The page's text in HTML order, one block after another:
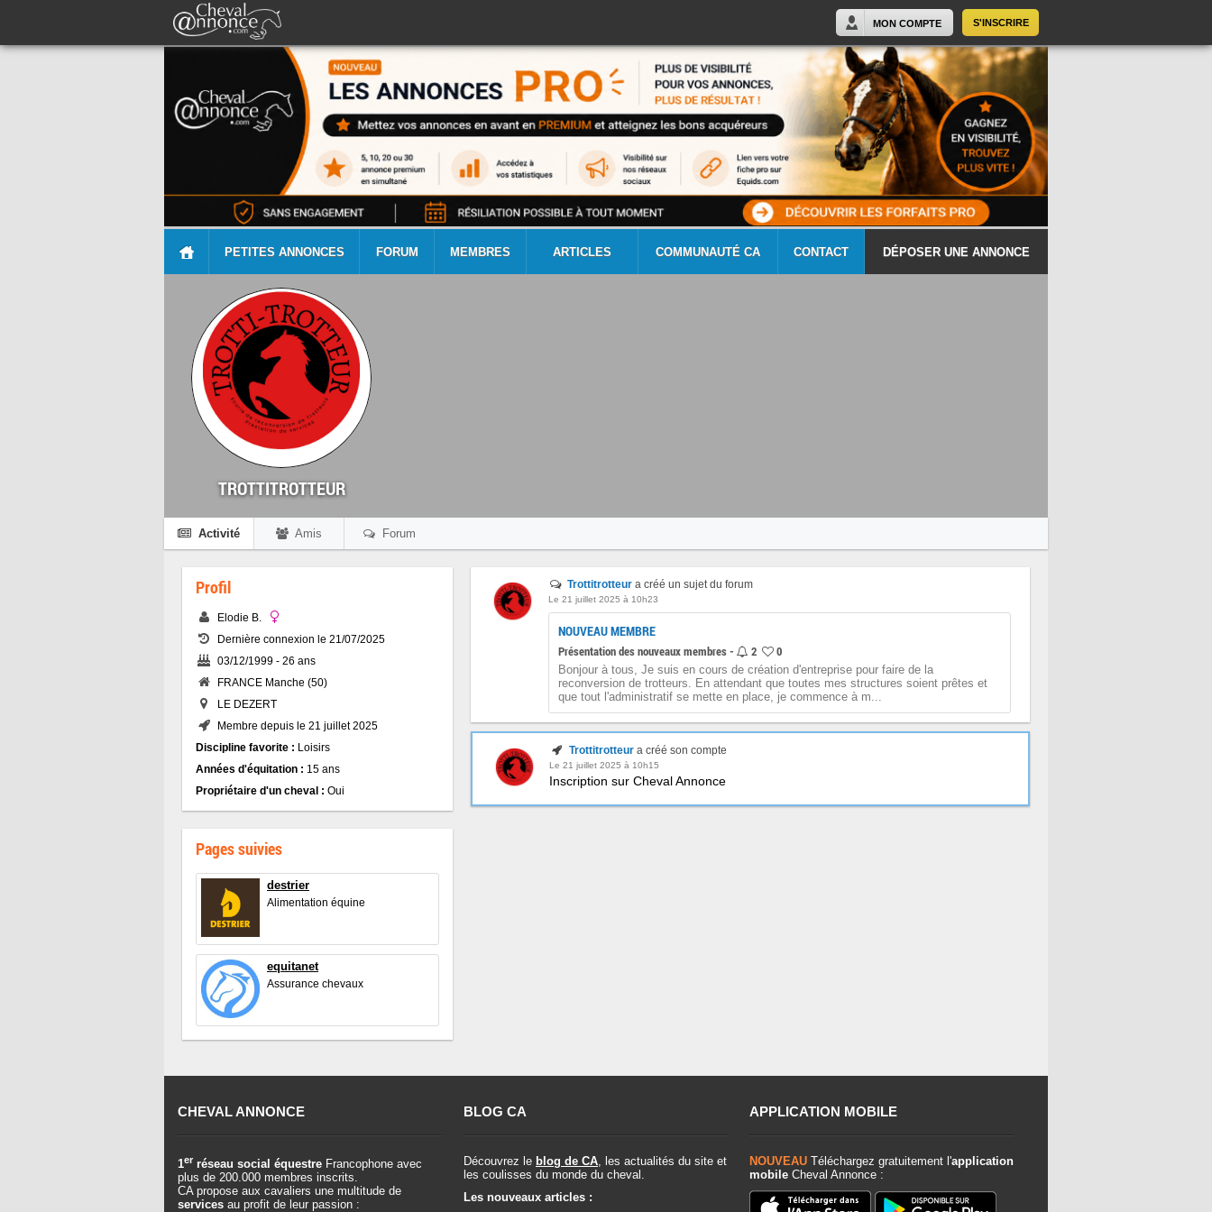
S'INSCRIRE
MON COMPTE
PETITES ANNONCES FORUM MEMBRES ARTICLES COMMUNAUTÉ CA CONTACT DÉPOSER UNE ANNONCE
TROTTITROTTEUR
Activité Amis Forum
Profil
Elodie B.
Dernière connexion le 21/07/2025
03/12/1999 - 26 ans
FRANCE Manche (50)
LE DEZERT
Membre depuis le 21 juillet 2025
Discipline favorite : Loisirs
Années d'équitation : 15 ans
Propriétaire d'un cheval : Oui
Pages suivies
destrier
Alimentation équine
equitanet
Assurance chevaux
Trottitrotteur a créé un sujet du forum
Le 21 juillet 2025 à 10h23
NOUVEAU MEMBRE
Présentation des nouveaux membres - 2 0
Bonjour à tous, Je suis en cours de création d'entreprise pour faire de la
reconversion de trotteurs. En attendant que toutes mes structures soient prêtes et
que tout l'administratif se mette en place, je commence à m...
Trottitrotteura créé son compte
Le 21 juillet 2025 à 10h15
Inscription sur Cheval Annonce
CHEVAL ANNONCE
1er réseau social équestre Francophone avec
plus de 200.000 membres inscrits.
CA propose aux cavaliers une multitude de
services au profit de leur passion :
BLOG CA
Découvrez le blog de CA , les actualités du site et
les coulisses du monde du cheval.
Les nouveaux articles :
APPLICATION MOBILE
NOUVEAU Téléchargez gratuitement l'application
mobile Cheval Annonce :